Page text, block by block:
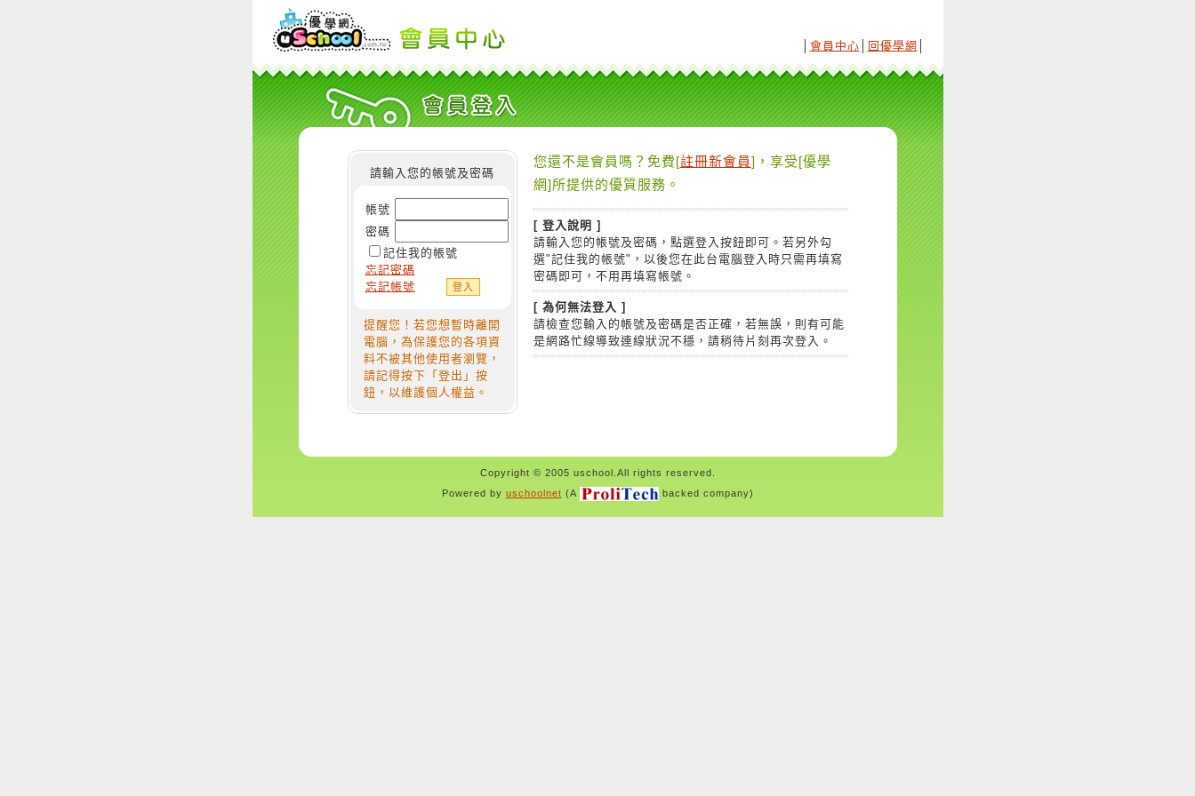
會員中心 回優學網
請輸入您的帳號及密碼
帳號
密碼
記住我的帳號
忘記密碼
忘記帳號
提醒您！若您想暫時離開
電腦，為保護您的各項資
料不被其他使用者瀏覽，
請記得按下「登出」按
鈕，以維護個人權益。
您還不是會員嗎？免費[註冊新會員]，享受[優學
網]所提供的優質服務。
[ 登入說明 ]
請輸入您的帳號及密碼，點選登入按鈕即可。若另外勾
選"記住我的帳號"，以後您在此台電腦登入時只需再填寫
密碼即可，不用再填寫帳號。
[ 為何無法登入 ]
請檢查您輸入的帳號及密碼是否正確，若無誤，則有可能
是網路忙線導致連線狀況不穩，請稍待片刻再次登入。
Copyright © 2005 uschool.All rights reserved.
Powered by uschoolnet (A backed company)